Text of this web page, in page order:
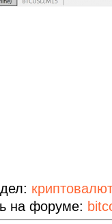
на форуме: